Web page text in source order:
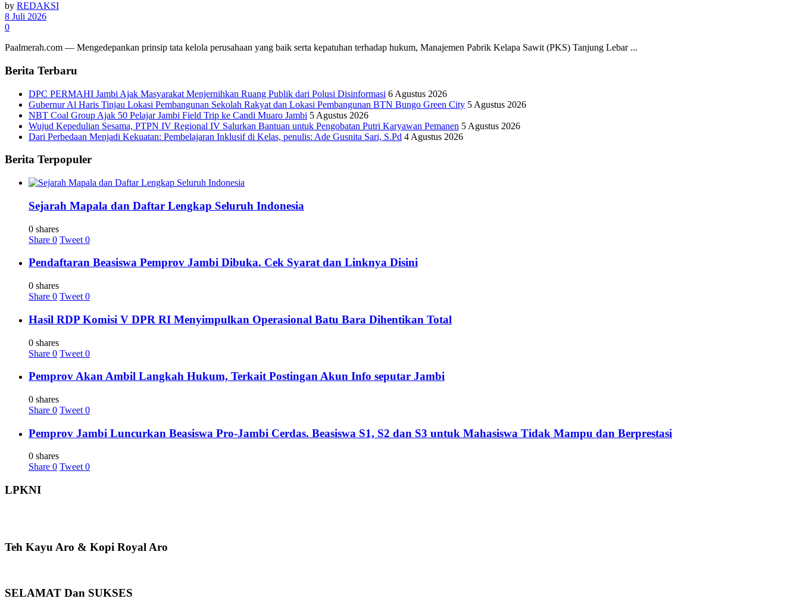
by REDAKSI
8 Juli 2026
0
Paalmerah.com — Mengedepankan prinsip tata kelola perusahaan yang baik serta kepatuhan terhadap hukum, Manajemen Pabrik Kelapa Sawit (PKS) Tanjung Lebar ...
Berita Terbaru
DPC PERMAHI Jambi Ajak Masyarakat Menjernihkan Ruang Publik dari Polusi Disinformasi 6 Agustus 2026
Gubernur Al Haris Tinjau Lokasi Pembangunan Sekolah Rakyat dan Lokasi Pembangunan BTN Bungo Green City 5 Agustus 2026
NBT Coal Group Ajak 50 Pelajar Jambi Field Trip ke Candi Muaro Jambi 5 Agustus 2026
Wujud Kepedulian Sesama, PTPN IV Regional IV Salurkan Bantuan untuk Pengobatan Putri Karyawan Pemanen 5 Agustus 2026
Dari Perbedaan Menjadi Kekuatan: Pembelajaran Inklusif di Kelas, penulis: Ade Gusnita Sari, S.Pd 4 Agustus 2026
Berita Terpopuler
Sejarah Mapala dan Daftar Lengkap Seluruh Indonesia
0 shares
Share 0 Tweet 0
Pendaftaran Beasiswa Pemprov Jambi Dibuka. Cek Syarat dan Linknya Disini
0 shares
Share 0 Tweet 0
Hasil RDP Komisi V DPR RI Menyimpulkan Operasional Batu Bara Dihentikan Total
0 shares
Share 0 Tweet 0
Pemprov Akan Ambil Langkah Hukum, Terkait Postingan Akun Info seputar Jambi
0 shares
Share 0 Tweet 0
Pemprov Jambi Luncurkan Beasiswa Pro-Jambi Cerdas. Beasiswa S1, S2 dan S3 untuk Mahasiswa Tidak Mampu dan Berprestasi
0 shares
Share 0 Tweet 0
LPKNI
Teh Kayu Aro & Kopi Royal Aro
SELAMAT Dan SUKSES